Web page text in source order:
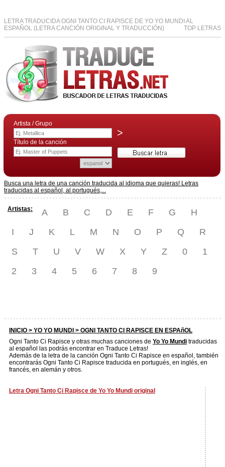
LETRA TRADUCIDA OGNI TANTO CI RAPISCE DE YO YO MUNDI AL
ESPAÑOL (LETRA CANCIÓN ORIGINAL Y TRADUCCIÓN)
TOP LETRAS
Artista / Grupo
>
Título de la canción
Busca una letra de una canción traducida al idioma que quieras! Letras
traducidas al español, al portugués,...
Artistas: A B C D E F G
H
I
J K L M N O P Q
R
S
T U V W X Y Z 0
1
2
3 4 5 6 7 8 9
INICIO > YO YO MUNDI > OGNI TANTO CI RAPISCE EN ESPAñOL
Ogni Tanto Ci Rapisce y otras muchas canciones de Yo Yo Mundi traducidas
al español las podrás encontrar en Traduce Letras!
Además de la letra de la canción Ogni Tanto Ci Rapisce en español, también
encontrarás Ogni Tanto Ci Rapisce traducida en portugués, en inglés, en
francés, en alemán y otros.
Letra Ogni Tanto Ci Rapisce de Yo Yo Mundi original